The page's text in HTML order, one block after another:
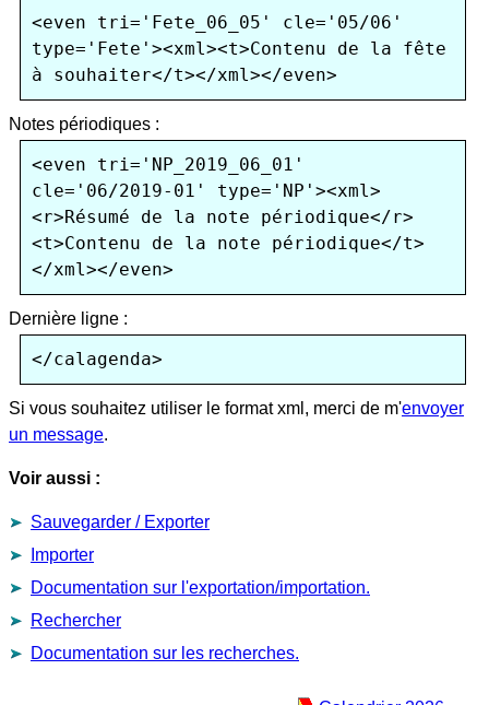
<even tri='Fete_06_05' cle='05/06'
type='Fete'><xml><t>Contenu de la fête
Notes périodiques :
<even tri='NP_2019_06_01'
cle='06/2019-01' type='NP'><xml>
<r>Résumé de la note périodique</r>
<t>Contenu de la note périodique</t>
Dernière ligne :
Si vous souhaitez utiliser le format xml, merci de m'envoyer
un message.
Voir aussi :
Sauvegarder / Exporter
Importer
Documentation sur l'exportation/importation.
Rechercher
Documentation sur les recherches.